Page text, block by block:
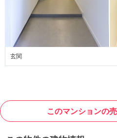
玄関
このマンションの